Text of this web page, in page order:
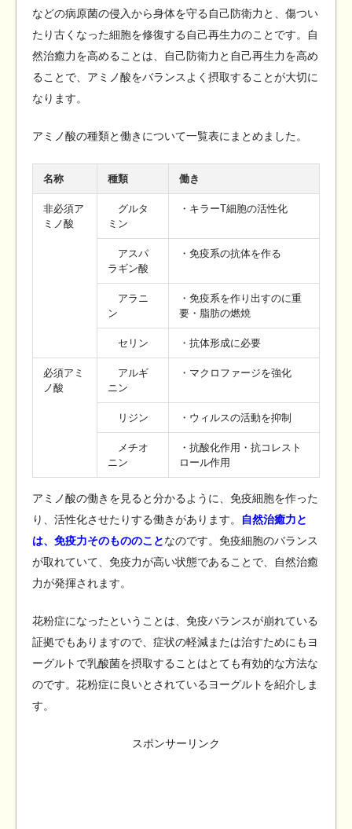
などの病原菌の侵入から身体を守る自己防衛力と、傷つい
たり古くなった細胞を修復する自己再生力のことです。自
然治癒力を高めることは、自己防衛力と自己再生力を高め
ることで、アミノ酸をバランスよく摂取することが大切に
なります。
アミノ酸の種類と働きについて一覧表にまとめました。
名称 種類 働き
非必須ア
ミノ酸
グルタ
ミン
・キラーT細胞の活性化
アスパ
ラギン酸
・免疫系の抗体を作る
アラニ
ン
・免疫系を作り出すのに重
要・脂肪の燃焼
セリン ・抗体形成に必要
必須アミ
ノ酸
アルギ
ニン
・マクロファージを強化
リジン ・ウィルスの活動を抑制
メチオ
ニン
・抗酸化作用・抗コレスト
ロール作用
アミノ酸の働きを見ると分かるように、免疫細胞を作った
り、活性化させたりする働きがあります。
自然治癒力と
は、免疫力そのもののことなのです。免疫細胞のバランス
が取れていて、免疫力が高い状態であることで、自然治癒
力が発揮されます。
花粉症になったということは、免疫バランスが崩れている
証拠でもありますので、症状の軽減または治すためにもヨ
ーグルトで乳酸菌を摂取することはとても有効的な方法な
のです。花粉症に良いとされているヨーグルトを紹介しま
す。
スポンサーリンク